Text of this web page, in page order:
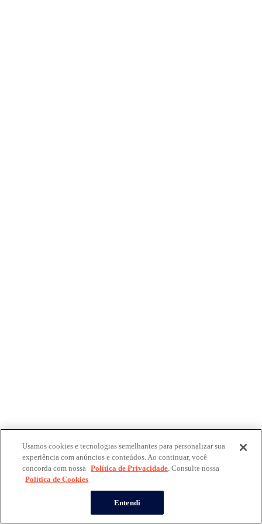
Usamos cookies e tecnologias semelhantes para personalizar sua
experiência com anúncios e conteúdos. Ao continuar, você
concorda com nossa Política de Privacidade. Consulte nossa
Política de Cookies
Entendi